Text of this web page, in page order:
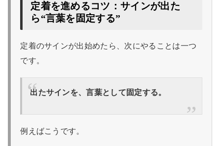
定着を進めるコツ：サインが出た
ら“言葉を固定する”
定着のサインが出始めたら、次にやることは一つ
です。
出たサインを、言葉として固定する。
例えばこうです。